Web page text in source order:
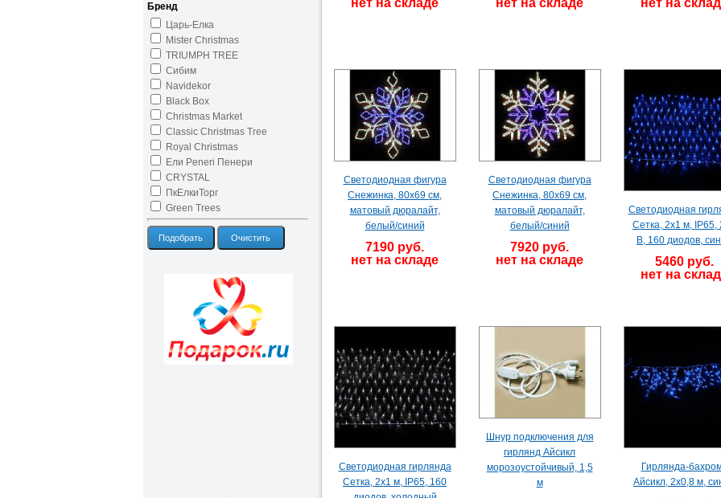
Бренд
Царь-Елка
Mister Christmas
TRIUMPH TREE
Сибим
Navidekor
Black Box
Christmas Market
Classic Christmas Tree
Royal Christmas
Ели Peneri Пенери
CRYSTAL
ПкЕлкиТорг
Green Trees
Подобрать Очистить
Светодиодная фигура
Снежинка, 80х69 см,
матовый дюралайт,
белый/синий
7190 руб.
нет на складе
Светодиодная фигура
Снежинка, 80х69 см,
матовый дюралайт,
белый/синий
7920 руб.
нет на складе
Светодиодная
Сетка, 2х1 м, IP65,
В, 160 диодов,
5460 руб.
нет на
Светодиодная гирлянда
Сетка, 2х1 м, IP65, 160
Шнур подключения для
гирлянд Айсикл
морозоустойчивый, 1,5
м
Гирлянда-
Айсикл, 2х0,8 м,